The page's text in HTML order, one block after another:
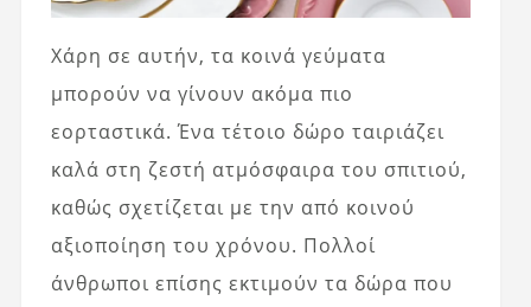
Χάρη σε αυτήν, τα κοινά γεύματα
μπορούν να γίνουν ακόμα πιο
εορταστικά. Ένα τέτοιο δώρο ταιριάζει
καλά στη ζεστή ατμόσφαιρα του σπιτιού,
καθώς σχετίζεται με την από κοινού
αξιοποίηση του χρόνου. Πολλοί
άνθρωποι επίσης εκτιμούν τα δώρα που